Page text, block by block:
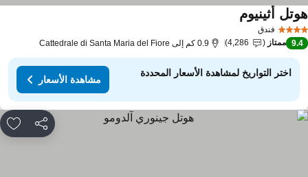
فندق
أثينيوم
9.4 ممتاز 4,286 0.9 كم إلى Cattedrale di Santa Maria del Fiore
اختر التواريخ لمشاهدة الأسعار المحددة
مشاهدة الأسعار
مشاركة